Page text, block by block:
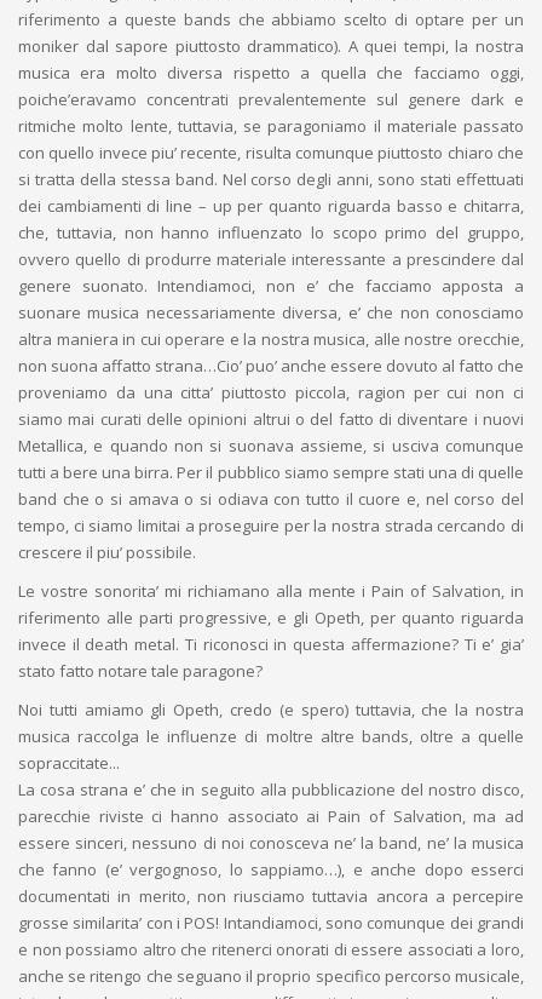
riferimento a queste bands che abbiamo scelto di optare per un
moniker dal sapore piuttosto drammatico). A quei tempi, la nostra
musica era molto diversa rispetto a quella che facciamo oggi,
poiche’eravamo concentrati prevalentemente sul genere dark e
ritmiche molto lente, tuttavia, se paragoniamo il materiale passato
con quello invece piu’ recente, risulta comunque piuttosto chiaro che
si tratta della stessa band. Nel corso degli anni, sono stati effettuati
dei cambiamenti di line – up per quanto riguarda basso e chitarra,
che, tuttavia, non hanno influenzato lo scopo primo del gruppo,
ovvero quello di produrre materiale interessante a prescindere dal
genere suonato. Intendiamoci, non e’ che facciamo apposta a
suonare musica necessariamente diversa, e’ che non conosciamo
altra maniera in cui operare e la nostra musica, alle nostre orecchie,
non suona affatto strana…Cio’ puo’ anche essere dovuto al fatto che
proveniamo da una citta’ piuttosto piccola, ragion per cui non ci
siamo mai curati delle opinioni altrui o del fatto di diventare i nuovi
Metallica, e quando non si suonava assieme, si usciva comunque
tutti a bere una birra. Per il pubblico siamo sempre stati una di quelle
band che o si amava o si odiava con tutto il cuore e, nel corso del
tempo, ci siamo limitai a proseguire per la nostra strada cercando di
crescere il piu’ possibile.
Le vostre sonorita’ mi richiamano alla mente i Pain of Salvation, in
riferimento alle parti progressive, e gli Opeth, per quanto riguarda
invece il death metal. Ti riconosci in questa affermazione? Ti e’ gia’
stato fatto notare tale paragone?
Noi tutti amiamo gli Opeth, credo (e spero) tuttavia, che la nostra
musica raccolga le influenze di moltre altre bands, oltre a quelle
sopraccitate...
La cosa strana e’ che in seguito alla pubblicazione del nostro disco,
parecchie riviste ci hanno associato ai Pain of Salvation, ma ad
essere sinceri, nessuno di noi conosceva ne’ la band, ne’ la musica
che fanno (e’ vergognoso, lo sappiamo…), e anche dopo esserci
documentati in merito, non riusciamo tuttavia ancora a percepire
grosse similarita’ con i POS! Intandiamoci, sono comunque dei grandi
e non possiamo altro che ritenerci onorati di essere associati a loro,
anche se ritengo che seguano il proprio specifico percorso musicale,